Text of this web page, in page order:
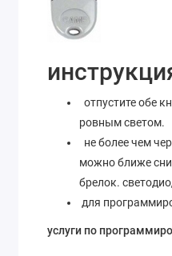
отпустите обе
ровным светом.
не более чем
можно ближе
брелок.
для
услуги по